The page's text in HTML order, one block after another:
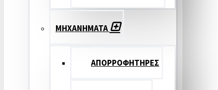
ΜΗΧΑΝΗΜΑΤΑ
ΑΠΟΡΡΟΦΗΤΗΡΕΣ